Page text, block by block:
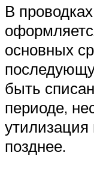
В
основных
быть
периоде,
позднее.